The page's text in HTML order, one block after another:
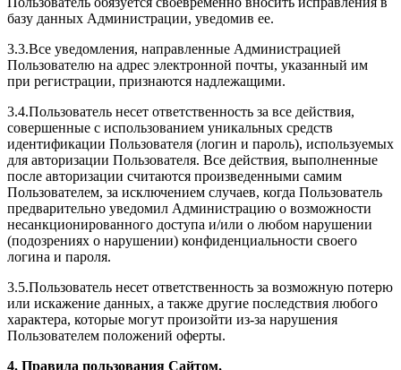
базу данных Администрации, уведомив ее.
3.3.Все уведомления, направленные Администрацией
Пользователю на адрес электронной почты, указанный им
при регистрации, признаются надлежащими.
3.4.Пользователь несет ответственность за все действия,
совершенные с использованием уникальных средств
идентификации Пользователя (логин и пароль), используемых
для авторизации Пользователя. Все действия, выполненные
после авторизации считаются произведенными самим
Пользователем, за исключением случаев, когда Пользователь
предварительно уведомил Администрацию о возможности
несанкционированного доступа и/или о любом нарушении
(подозрениях о нарушении) конфиденциальности своего
логина и пароля.
3.5.Пользователь несет ответственность за возможную потерю
или искажение данных, а также другие последствия любого
характера, которые могут произойти из-за нарушения
Пользователем положений оферты.
4. Правила пользования Сайтом.